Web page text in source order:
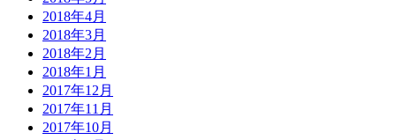
2018年4月
2018年3月
2018年2月
2018年1月
2017年12月
2017年11月
2017年10月